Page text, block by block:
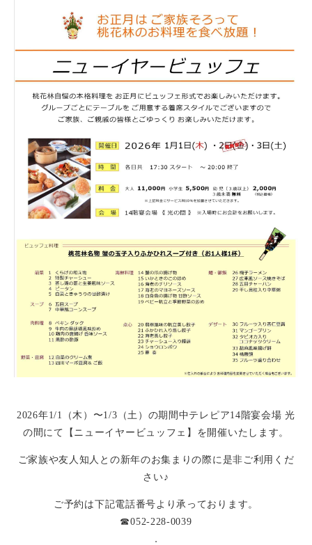
2026年1/1（木）〜1/3（土）の期間中テレピア14階宴会場 光
の間にて【ニューイヤービュッフェ】を開催いたします。
ご家族や友人知人との新年のお集まりの際に是非ご利用くだ
さい♪
ご予約は下記電話番号より承っております。
☎︎052-228-0039
．